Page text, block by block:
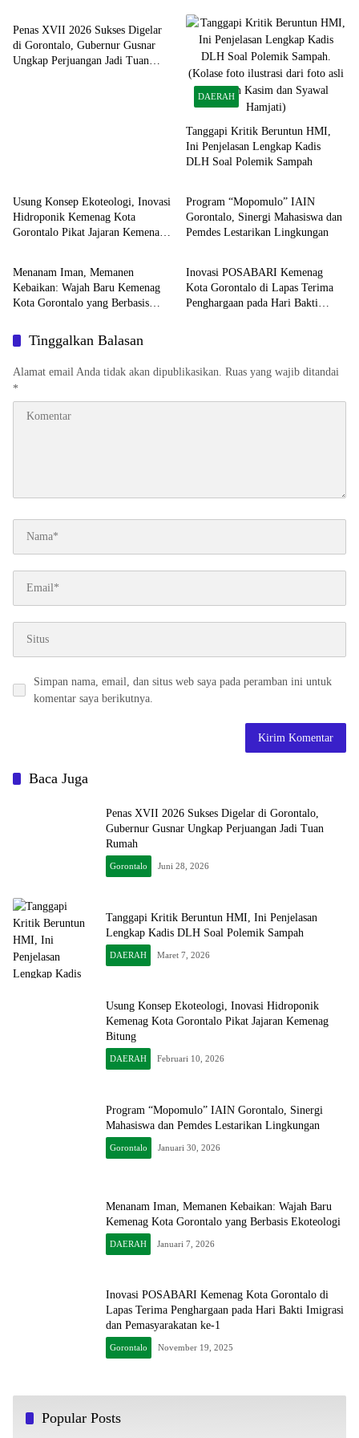
Penas XVII 2026 Sukses Digelar
di Gorontalo, Gubernur Gusnar
Ungkap Perjuangan Jadi Tuan
DAERAH
Tanggapi Kritik Beruntun HMI,
Ini Penjelasan Lengkap Kadis
DLH Soal Polemik Sampah
Usung Konsep Ekoteologi, Inovasi
Hidroponik Kemenag Kota
Gorontalo Pikat Jajaran Kemenag
Gorontalo
Program “Mopomulo” IAIN
Gorontalo, Sinergi Mahasiswa dan
Pemdes Lestarikan Lingkungan
DAERAH
Menanam Iman, Memanen
Kebaikan: Wajah Baru Kemenag
Kota Gorontalo yang Berbasis
Gorontalo
Inovasi POSABARI Kemenag
Kota Gorontalo di Lapas Terima
Penghargaan pada Hari Bakti
Tinggalkan Balasan
Alamat email Anda tidak akan dipublikasikan. Ruas yang wajib ditandai
*
Simpan nama, email, dan situs web saya pada peramban ini untuk
komentar saya berikutnya.
Baca Juga
Penas XVII 2026 Sukses Digelar di Gorontalo,
Gubernur Gusnar Ungkap Perjuangan Jadi Tuan
Rumah
Gorontalo Juni 28, 2026
Tanggapi Kritik Beruntun HMI, Ini Penjelasan
Lengkap Kadis DLH Soal Polemik Sampah
DAERAH Maret 7, 2026
Usung Konsep Ekoteologi, Inovasi Hidroponik
Kemenag Kota Gorontalo Pikat Jajaran Kemenag
Bitung
DAERAH Februari 10, 2026
Program “Mopomulo” IAIN Gorontalo, Sinergi
Mahasiswa dan Pemdes Lestarikan Lingkungan
Gorontalo Januari 30, 2026
Menanam Iman, Memanen Kebaikan: Wajah Baru
Kemenag Kota Gorontalo yang Berbasis Ekoteologi
DAERAH Januari 7, 2026
Inovasi POSABARI Kemenag Kota Gorontalo di
Lapas Terima Penghargaan pada Hari Bakti Imigrasi
dan Pemasyarakatan ke-1
Gorontalo November 19, 2025
Popular Posts